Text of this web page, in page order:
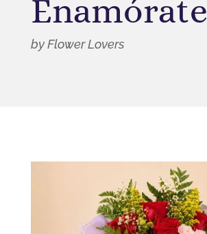
Enamórate
by Flower Lovers